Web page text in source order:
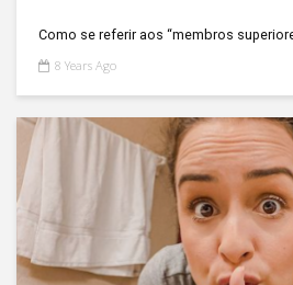
Como se referir aos “membros
8 Years Ago